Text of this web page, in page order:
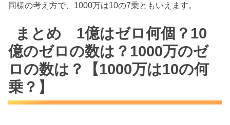
同様の考え方で、1000万は10の7乗ともいえます。
まとめ 1億はゼロ何個？10
億のゼロの数は？1000万のゼ
ロの数は？【1000万は10の何
乗？】